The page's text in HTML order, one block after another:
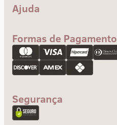
Ajuda
Troca e devolução
Pagamento
Formas de Pagamento
Segurança